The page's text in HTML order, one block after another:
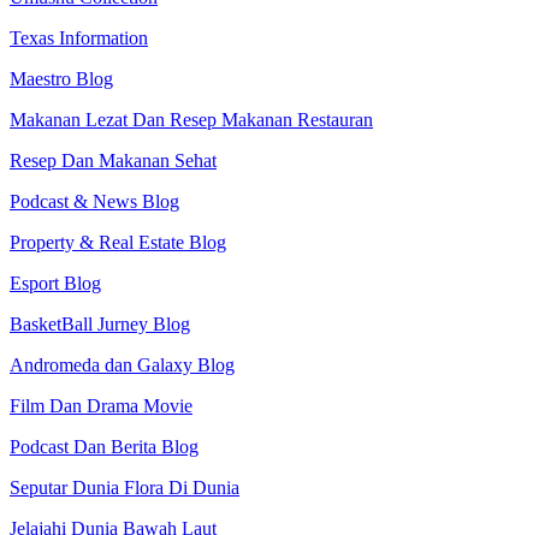
Texas Information
Maestro Blog
Makanan Lezat Dan Resep Makanan Restauran
Resep Dan Makanan Sehat
Podcast & News Blog
Property & Real Estate Blog
Esport Blog
BasketBall Jurney Blog
Andromeda dan Galaxy Blog
Film Dan Drama Movie
Podcast Dan Berita Blog
Seputar Dunia Flora Di Dunia
Jelajahi Dunia Bawah Laut